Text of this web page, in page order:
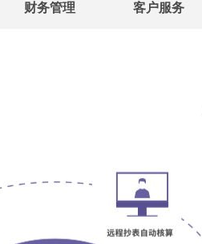
财务管理 客户服务